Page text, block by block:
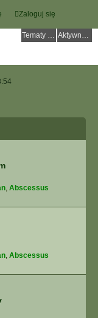
Zaloguj się
Tematy bez odpowiedzi Aktywne tematy
, Abscessus
, Abscessus